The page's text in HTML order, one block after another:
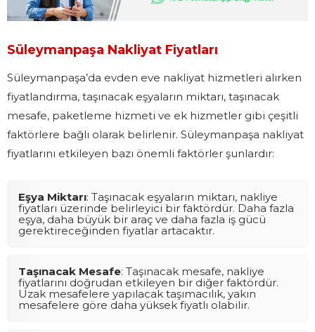
Süleymanpaşa Nakliyat Fiyatları
Süleymanpaşa’da evden eve nakliyat hizmetleri alırken
fiyatlandırma, taşınacak eşyaların miktarı, taşınacak
mesafe, paketleme hizmeti ve ek hizmetler gibi çeşitli
faktörlere bağlı olarak belirlenir. Süleymanpaşa nakliyat
fiyatlarını etkileyen bazı önemli faktörler şunlardır:
Eşya Miktarı: Taşınacak eşyaların miktarı, nakliye
fiyatları üzerinde belirleyici bir faktördür. Daha fazla
eşya, daha büyük bir araç ve daha fazla iş gücü
gerektireceğinden fiyatlar artacaktır.
Taşınacak Mesafe: Taşınacak mesafe, nakliye
fiyatlarını doğrudan etkileyen bir diğer faktördür.
Uzak mesafelere yapılacak taşımacılık, yakın
mesafelere göre daha yüksek fiyatlı olabilir.